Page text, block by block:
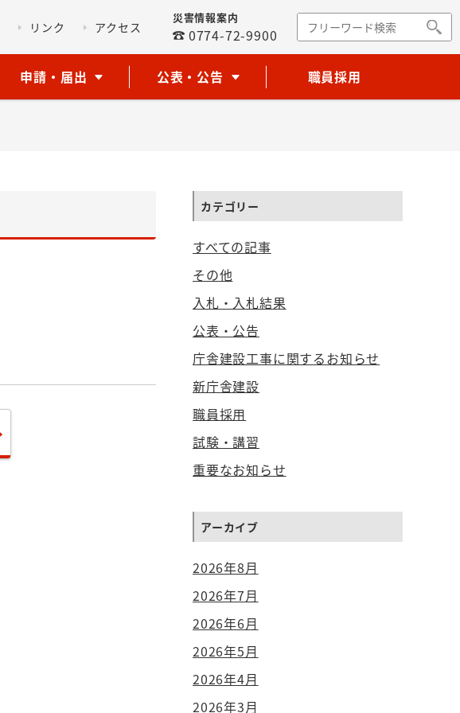
リンク アクセス
災害情報案内
0774-72-9900
申請・届出 公表・公告 職員採用
カテゴリー
すべての記事
その他
入札・入札結果
公表・公告
庁舎建設工事に関するお知らせ
新庁舎建設
職員採用
試験・講習
重要なお知らせ
アーカイブ
2026年8月
2026年7月
2026年6月
2026年5月
2026年4月
2026年3月